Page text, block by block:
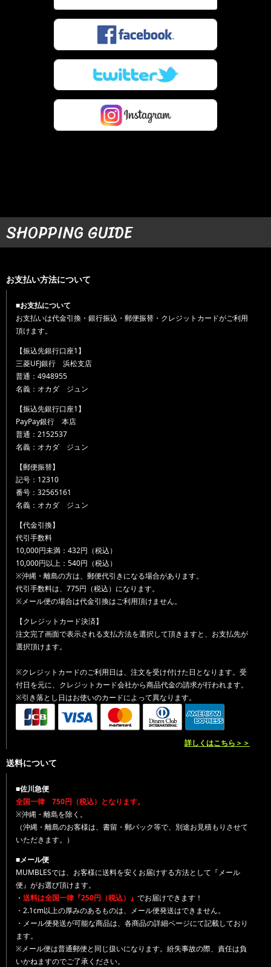
SHOPPING GUIDE
お支払い方法について
■お支払について
お支払いは代金引換・銀行振込・郵便振替・クレジットカードがご利用
頂けます。
【振込先銀行口座1】
三菱UFJ銀行 浜松支店
普通：4948955
名義：オカダ ジュン
【振込先銀行口座1】
PayPay銀行 本店
普通：2152537
名義：オカダ ジュン
【郵便振替】
記号：12310
番号：32565161
名義：オカダ ジュン
【代金引換】
代引手数料
10,000円未満：432円（税込）
10,000円以上：540円（税込）
※沖縄・離島の方は、郵便代引きになる場合があります。
代引手数料は、775円（税込）になります。
※メール便の場合は代金引換はご利用頂けません。
【クレジットカード決済】
注文完了画面で表示される支払方法を選択して頂きますと、お支払先が
選択頂けます。
※クレジットカードのご利用日は、注文を受け付けた日となります。受
付日を元に、クレジットカード会社から商品代金の請求が行われます。
※引き落とし日はお使いのカードによって異なります。
詳しくはこちら＞＞
送料について
■佐川急便
全国一律 750円（税込）となります。
※沖縄・離島を除く。
（沖縄・離島のお客様は、書留・郵パック等で、別途お見積もりさせて
いただきます。）
■メール便
MUMBLESでは、お客様に送料を安くお届けする方法として『メール
便』がお選び頂けます。
・ 送料は全国一律『250円（税込）』 でお届けできます！
・2.1cm以上の厚みのあるものは、メール便発送はできません。
・メール便発送が可能な商品は、各商品の詳細ページにて記載しており
ます。
※メール便は普通郵便と同じ扱いになります。紛失事故の際、責任は負
いかねますのでご了承ください。